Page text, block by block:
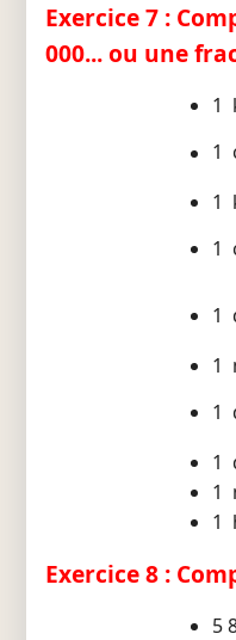
Exercice 7 :
000... ou une
1
1
1
1
1
1
1
1
1
1
Exercice 8 :
5